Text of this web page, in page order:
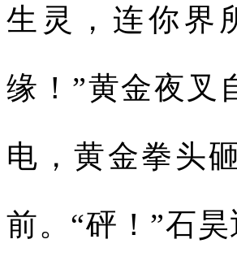
生灵，连你界
缘！”黄金夜叉
电，黄金拳头
前。“砰！”石